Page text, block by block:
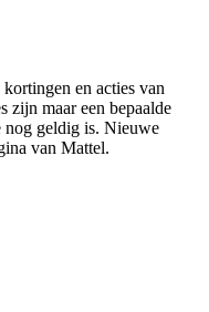
en acties van
zijn maar een bepaalde
nog geldig is. Nieuwe
van Mattel.